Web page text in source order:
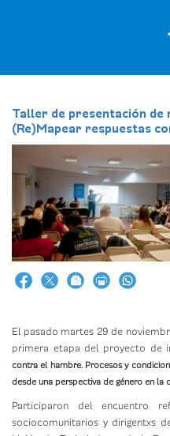
Taller de presentación
(Re)Mapear respuestas
El pasado martes 29 de
primera etapa del proyecto de
contra el hambre. Procesos y
desde una perspectiva de género en la
Participaron del encuentro
sociocomunitarios y dirigentxs